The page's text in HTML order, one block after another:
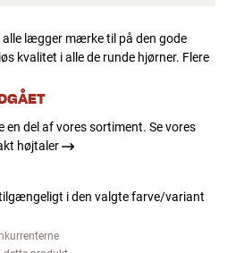
lægger mærke til på den gode
kvalitet i alle de runde hjørner. Flere
del af vores sortiment. Se vores
højtaler
i den valgte farve/variant